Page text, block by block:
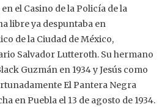
el Casino de la Policía de la
libre ya despuntaba en
de la Ciudad de México,
Salvador Lutteroth. Su hermano
Guzmán en 1934 y Jesús como
El Pantera Negra
en Puebla el 13 de agosto de 1934.